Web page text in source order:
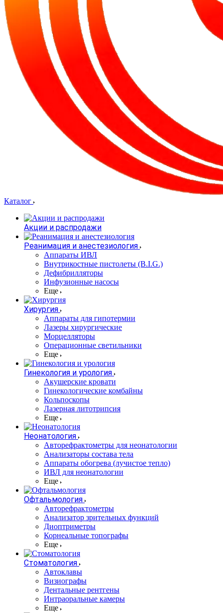
Каталог
Акции и распродажи
Реанимация и анестезиология
Аппараты ИВЛ
Внутрикостные пистолеты (B.I.G.)
Дефибрилляторы
Инфузионные насосы
Еще
Хирургия
Аппараты для гипотермии
Лазеры хирургические
Морцелляторы
Операционные светильники
Еще
Гинекология и урология
Акушерские кровати
Гинекологические комбайны
Кольпоскопы
Лазерная литотрипсия
Еще
Неонатология
Авторефрактометры для неонатологии
Анализаторы состава тела
Аппараты обогрева (лучистое тепло)
ИВЛ для неонатологии
Еще
Офтальмология
Авторефрактометры
Анализатор зрительных функций
Диоптриметры
Корнеальные топографы
Еще
Стоматология
Автоклавы
Визиографы
Дентальные рентгены
Интраоральные камеры
Еще